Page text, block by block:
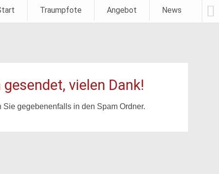
Traumpfote Angebot News
vielen Dank!
gegebenenfalls in den Spam Ordner.